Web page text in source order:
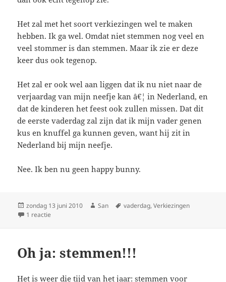
Het zal met het soort verkiezingen wel te maken
hebben. Ik ga wel. Omdat niet stemmen nog veel en
veel stommer is dan stemmen. Maar ik zie er deze
keer dus ook tegenop.
Het zal er ook wel aan liggen dat ik nu niet naar de
verjaardag van mijn neefje kan â€¦ in Nederland, en
dat de kinderen het feest ook zullen missen. Dat dit
de eerste vaderdag zal zijn dat ik mijn vader genen
kus en knuffel ga kunnen geven, want hij zit in
Nederland bij mijn neefje.
Nee. Ik ben nu geen happy bunny.
Geplaatst
op
zondag 13 juni 2010 Auteur
San Tags
vaderdag,Verkiezingen
1 reactie
Oh ja: stemmen!!!
Het is weer die tijd van het jaar: stemmen voor